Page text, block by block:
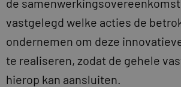
de
vastgelegd welke acties de
ondernemen om deze
te realiseren, zodat de gehele
hierop kan aansluiten.